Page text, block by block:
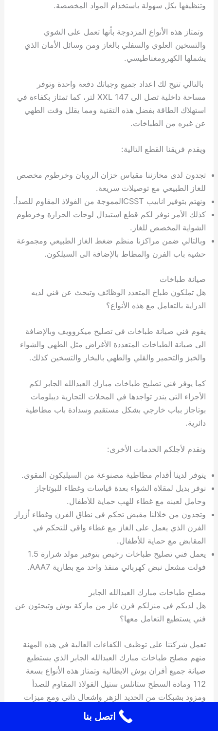
وتنظيفها بكل سهولة باستخدام المواد المخصصة.
وتمتاز هذه الأنواع المزدوجة بأنها تعمل على الشوي
والتسخين العلوي والسفلي بالغاز ومن وسائل الأمان الذي
يشملها الكهرومغناطيسي.
بالتالي تتيح لك اعداد جميع وجباتك دفعة واحدة وتوفر
مساحة داخلية تصل الى XXL 147 لتر، كما تمتاز بكفاءة في
استهلاك الطاقة بفضل هذه التقنية ومما يقلل وقت الطهي
عن غيره من الطباخات.
ويقدم فريقنا القطع التالية:
تجدون لدى مخازننا مقياس خزان الروبان وخرطوم مخصص
للغاز الطبيعي مع توصيلات سريعة.
ونهتم بتوفير انابيب CSSTالمموجة من الفولاذ المقاوم للصدأ.
كذلك الأمر نوفر لكم قطع استبدال لوحات الحرارة وخرطوم
الشواية المخصص للغاز.
وبالتالي ضمن مراكزنا منظم ضغط الغاز الطبيعي ومجموعة
حشية باب الفرن والمطاط بالإضافة الى السيلكون.
صيانة طباخات
هل تملكون طباخ المتعدد الوظائف وتبحث عن فني لديه
الدراية بالتعامل مع هذه الأنواع؟
يقوم فني صيانة طباخات في تصليح ميكروويف وبالإضافة
الى صيانة الطباخات المتعددة الأغراض مثل الطهي والشواء
والخبز والتحمير والقلي والطهي بالبخار والتسخين كذلك.
كما يوفر فني تصليح طباخات مبارك العبدالله الجابر لكم
الأجزاء التي يندر تواجدها في المحلات التجارية ديبلومات
بوتاجاز بباب خارجي بشكل مستقيم وسدادة باب مطاطية
دائرية.
ونقدم لأجلكم الخدمات الأخرى:
يتوفر لدينا أقدام مطاطية مصنوعة من السيليكون المقوى.
نوفر بديل لمقلاة الشواء بعدة قياسات وغطاء للبوتاجاز
وحامل لعينه مع غطاء للهب حماية للأطفال.
وتجدون من خلالنا مقبض تحكم في نطاق الفرن وغطاء أزرار
الفرن الذي يعمل على الغاز مع غطاء واقي للتحكم في
المقابض مع حماية للأطفال.
يعمل فني تصليح طباخات رخيص بتوفير مولد شرارة 1.5
فولت مشعل نبض كهربائي منفذ واحد مع بطارية AAA7.
مصلح طباخات مبارك العبدالله الجابر
هل لديكم في منزلكم فرن غاز من ماركة بوش وتبحثون عن
فني يستطيع التعامل معها؟
تعمل شركتنا على توظيف الكفاءات العالية في هذه المهنة
منهم مصلح طباخات مبارك العبدالله الجابر الذي يستطيع
صيانة جميع أفران بوش الايطالية وتمتاز هذه الأنواع بسعة
112 ومادة السطح ستانلس ستيل الفولاذ المقاوم للصدأ
ومزود بشبكات من الحديد الزهر واشعال ذاتي ومع ميزات
السلامة كما يرافقه ترموستات واضاءة داخلية وعصا شواء
اتصل بنا